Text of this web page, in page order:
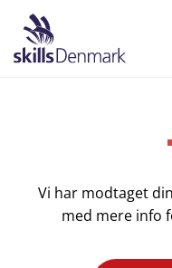
Vi har modtaget
med mere info